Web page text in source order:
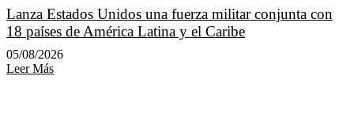
Lanza Estados Unidos una fuerza militar conjunta con
18 países de América Latina y el Caribe
05/08/2026
Leer Más